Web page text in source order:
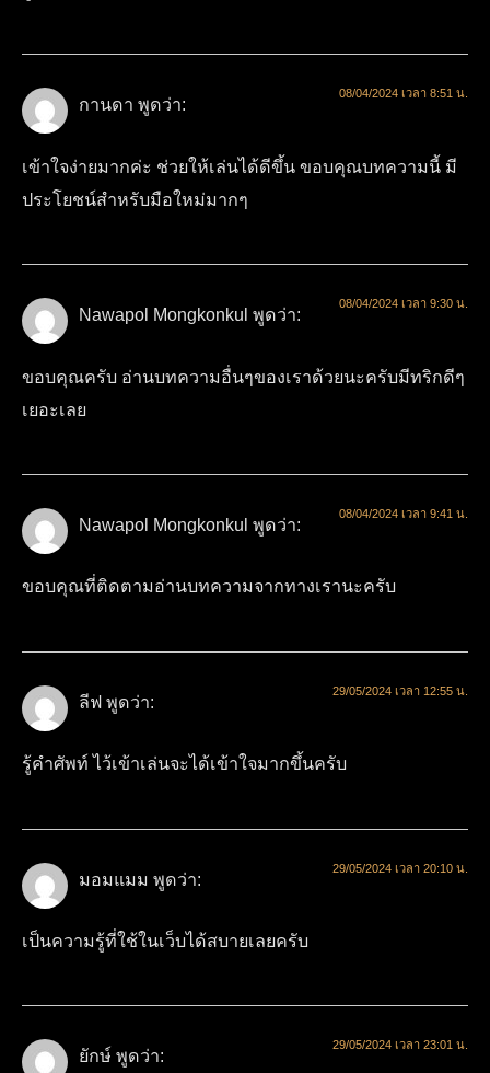
กานดา พูดว่า:
08/04/2024 เวลา 8:51 น.
เข้าใจง่ายมากค่ะ ช่วยให้เล่นได้ดีขึ้น ขอบคุณบทความนี้ มี
ประโยชน์สำหรับมือใหม่มากๆ
Nawapol Mongkonkul พูดว่า:
08/04/2024 เวลา 9:30 น.
ขอบคุณครับ อ่านบทความอื่นๆของเราด้วยนะครับมีทริกดีๆ
เยอะเลย
Nawapol Mongkonkul พูดว่า:
08/04/2024 เวลา 9:41 น.
ขอบคุณที่ติดตามอ่านบทความจากทางเรานะครับ
ลีฟ พูดว่า:
29/05/2024 เวลา 12:55 น.
รู้คำศัพท์ ไว้เข้าเล่นจะได้เข้าใจมากขึ้นครับ
มอมแมม พูดว่า:
29/05/2024 เวลา 20:10 น.
เป็นความรู้ที่ใช้ในเว็บได้สบายเลยครับ
ยักษ์ พูดว่า:
29/05/2024 เวลา 23:01 น.